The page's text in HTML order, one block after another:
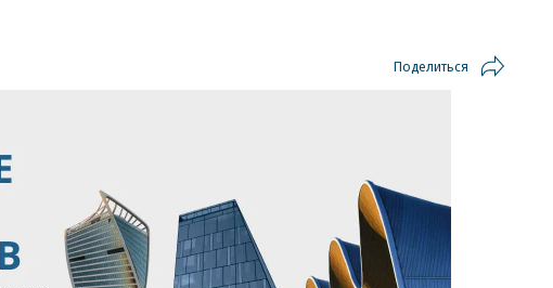
Поделиться